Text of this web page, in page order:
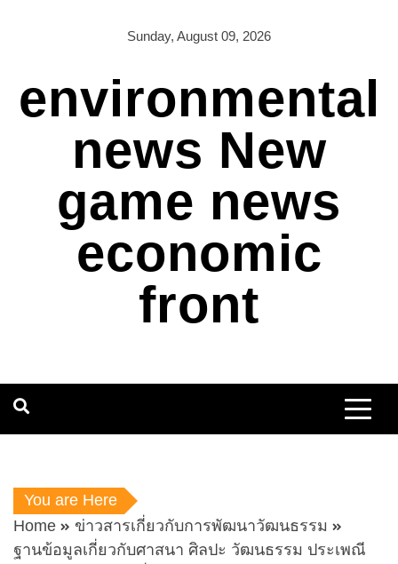
Sunday, August 09, 2026
environmental
news New
game news
economic
front
You are Here
Home
ข่าวสารเกี่ยวกับการพัฒนาวัฒนธรรม
ฐานข้อมูลเกี่ยวกับศาสนา ศิลปะ วัฒนธรรม ประเพณี